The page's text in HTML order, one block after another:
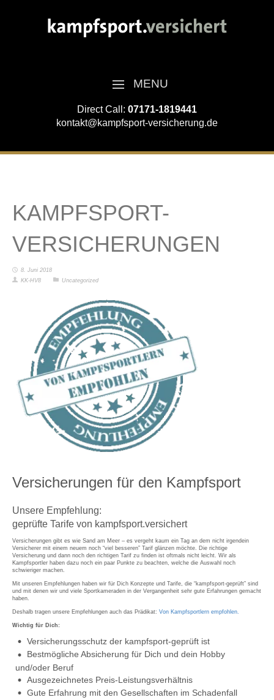
MENU
Direct Call: 07171-1819441
kontakt@kampfsport-versicherung.de
KAMPFSPORT-
VERSICHERUNGEN
8. Juni 2018
KK-HV8
Uncategorized
Versicherungen für den Kampfsport
Unsere Empfehlung:
geprüfte Tarife von kampfsport.versichert
Versicherungen gibt es wie Sand am Meer – es vergeht kaum ein Tag an dem nicht irgendein
Versicherer mit einem neuem noch “viel besseren” Tarif glänzen möchte. Die richtige
Versicherung und dann noch den richtigen Tarif zu finden ist oftmals nicht leicht. Wir als
Kampfsportler haben dazu noch ein paar Punkte zu beachten, welche die Auswahl noch
schwieriger machen.
Mit unseren Empfehlungen haben wir für Dich Konzepte und Tarife, die “kampfsport-geprüft” sind
und mit denen wir und viele Sportkameraden in der Vergangenheit sehr gute Erfahrungen gemacht
haben.
Deshalb tragen unsere Empfehlungen auch das Prädikat: Von Kampfsportlern empfohlen.
Wichtig für Dich:
Versicherungsschutz der kampfsport-geprüft ist
Bestmögliche Absicherung für Dich und dein Hobby
und/oder Beruf
Ausgezeichnetes Preis-Leistungsverhältnis
Gute Erfahrung mit den Gesellschaften im Schadenfall